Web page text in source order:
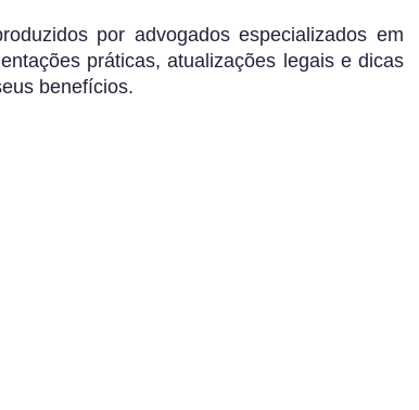
por advogados especializados em
práticas, atualizações legais e dicas
benefícios.